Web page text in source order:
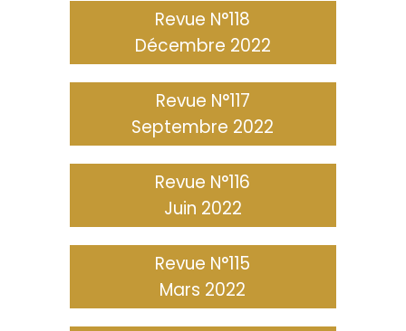
Revue N°118
Décembre 2022
Revue N°117
Septembre 2022
Revue N°116
Juin 2022
Revue N°115
Mars 2022